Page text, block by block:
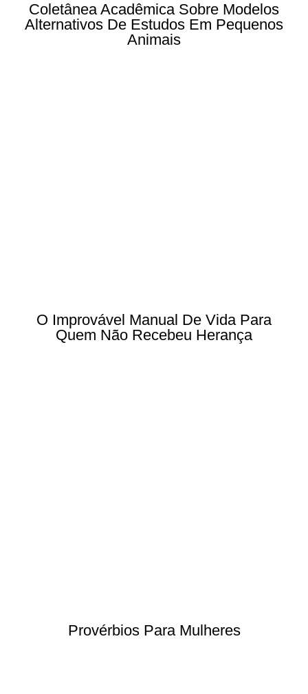
Coletânea Acadêmica Sobre Modelos
Alternativos De Estudos Em Pequenos
Animais
O Improvável Manual De Vida Para
Quem Não Recebeu Herança
Provérbios Para Mulheres